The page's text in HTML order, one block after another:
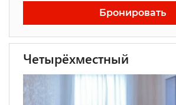
Бронировать
Четырёхместный